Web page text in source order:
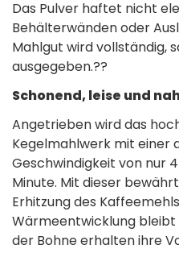
Das Pulver haftet nicht
Behälterwänden oder
Mahlgut wird vollständig,
ausgegeben.??
Schonend, leise und
Angetrieben wird das
Kegelmahlwerk mit einer
Geschwindigkeit von nur
Minute. Mit dieser
Erhitzung des
Wärmeentwicklung bleibt
der Bohne erhalten ihre